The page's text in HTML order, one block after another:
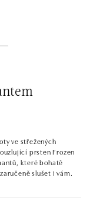
ve střežených
prsten Frozen
které bohatě
slušet i vám.